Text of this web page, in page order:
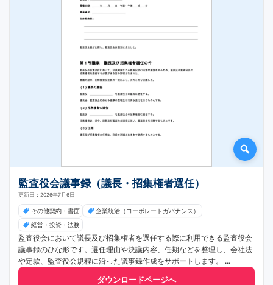
監査役会議事録（議長・招集権者選任）
更新日：2026年7月6日
その他契約・書面
企業統治（コーポレートガバナンス）
経営・投資・法務
監査役会において議長及び招集権者を選任する際に利用できる監査役会
議事録のひな形です。選任理由や決議内容、任期などを整理し、会社法
や定款、監査役会規程に沿った議事録作成をサポートします。 ...
ダウンロードページへ